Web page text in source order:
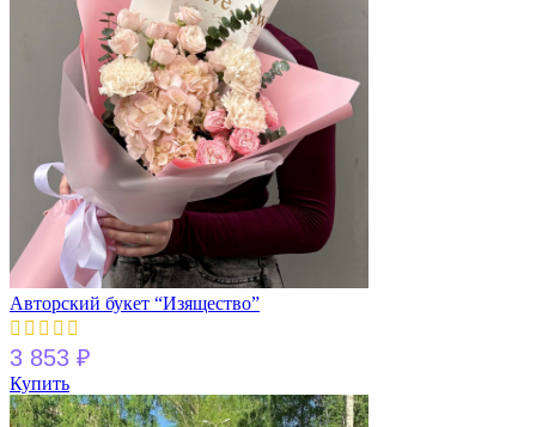
Авторский букет “Изящество”
3 853 ₽
Купить